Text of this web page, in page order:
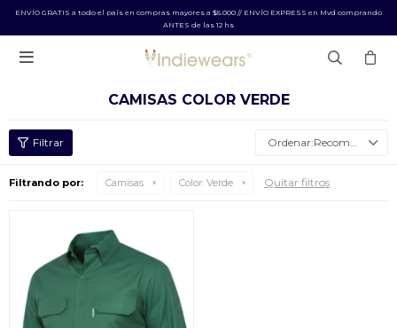
ENVÍO GRATIS a todo el país en compras mayores a $5.000 // ENVÍO EXPRESS en Mvd comprando
ANTES de las 12 hs

CAMISAS COLOR VERDE
Recomendados
Filtrando por: Camisas Color: Verde Quitar filtros